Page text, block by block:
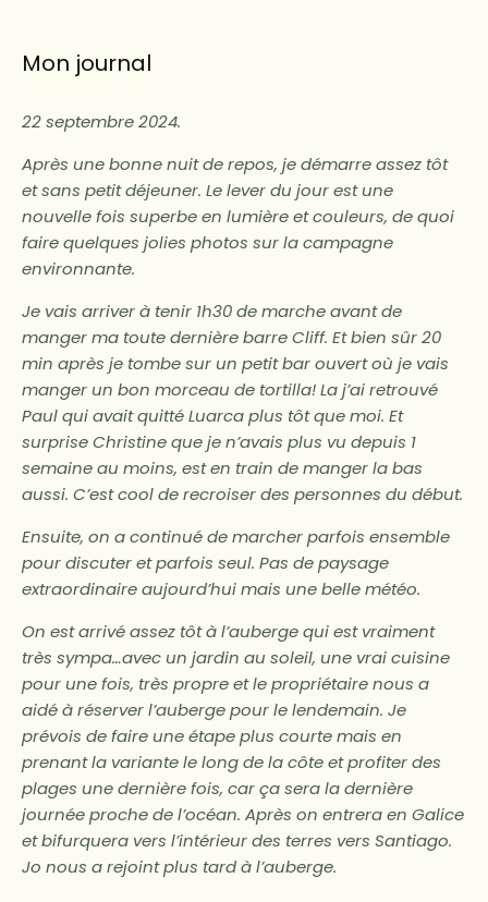
Mon journal
22 septembre 2024.
Après une bonne nuit de repos, je démarre assez tôt
et sans petit déjeuner. Le lever du jour est une
nouvelle fois superbe en lumière et couleurs, de quoi
faire quelques jolies photos sur la campagne
environnante.
Je vais arriver à tenir 1h30 de marche avant de
manger ma toute dernière barre Cliff. Et bien sûr 20
min après je tombe sur un petit bar ouvert où je vais
manger un bon morceau de tortilla! La j’ai retrouvé
Paul qui avait quitté Luarca plus tôt que moi. Et
surprise Christine que je n’avais plus vu depuis 1
semaine au moins, est en train de manger la bas
aussi. C’est cool de recroiser des personnes du début.
Ensuite, on a continué de marcher parfois ensemble
pour discuter et parfois seul. Pas de paysage
extraordinaire aujourd’hui mais une belle météo.
On est arrivé assez tôt à l’auberge qui est vraiment
très sympa…avec un jardin au soleil, une vrai cuisine
pour une fois, très propre et le propriétaire nous a
aidé à réserver l’auberge pour le lendemain. Je
prévois de faire une étape plus courte mais en
prenant la variante le long de la côte et profiter des
plages une dernière fois, car ça sera la dernière
journée proche de l’océan. Après on entrera en Galice
et bifurquera vers l’intérieur des terres vers Santiago.
Jo nous a rejoint plus tard à l’auberge.